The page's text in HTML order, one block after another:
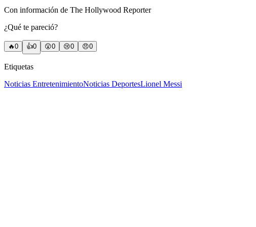
Con información de The Hollywood Reporter
¿Qué te pareció?
🔥0 👍0 😲0 😢0 😠0
Etiquetas
Noticias EntretenimientoNoticias DeportesLionel Messi